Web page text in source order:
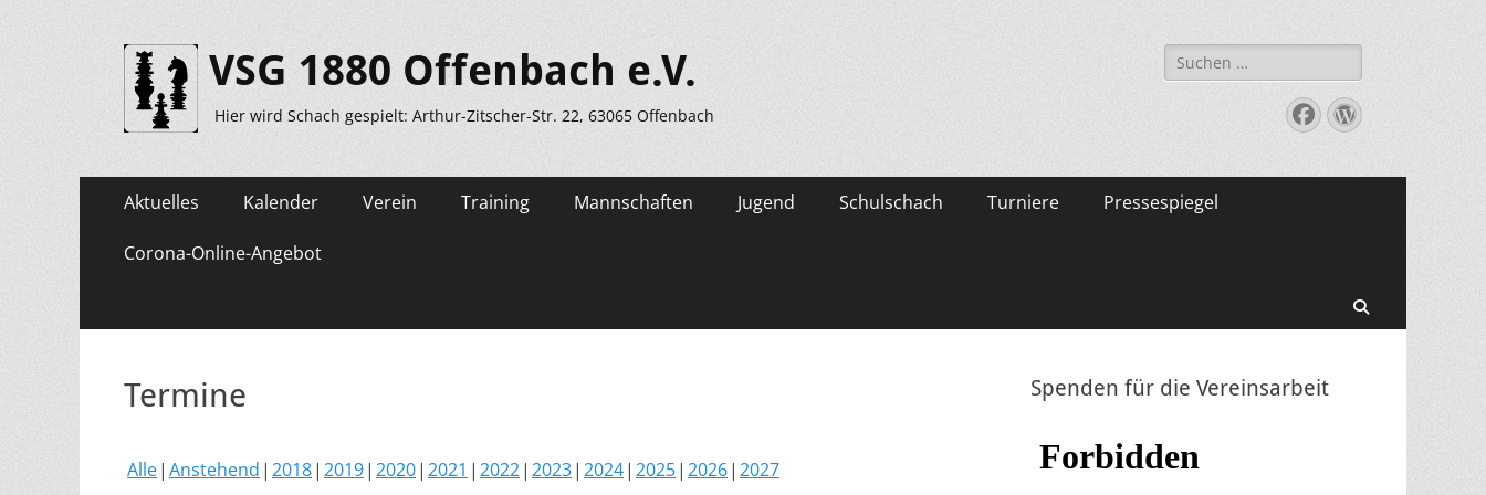
VSG 1880 Offenbach e.V.
Hier wird Schach gespielt: Arthur-Zitscher-Str. 22, 63065 Offenbach
Suche
nach:
Facebook
WordPress
Primäres
Zum
Inhalt
springen
Aktuelles Kalender Verein Training Mannschaften Jugend Schulschach Turniere Pressespiegel
Corona-Online-Angebot
Termine
Alle Anstehend 2018 2019 2020 2021 2022 2023 2024 2025 2026 2027
Spenden für die Vereinsarbeit